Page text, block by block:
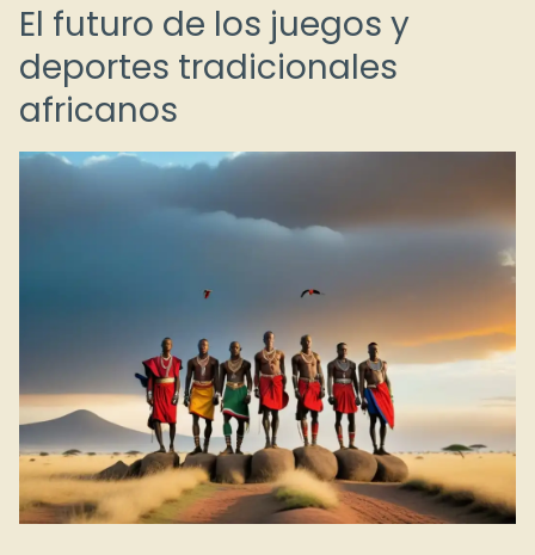
El futuro de los juegos y
deportes tradicionales
africanos